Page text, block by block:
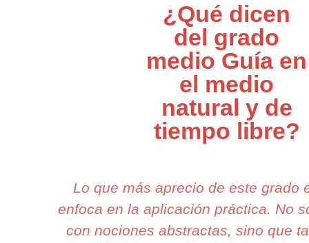
¿Qué dicen
del grado
medio Guía en
el medio
natural y de
tiempo libre?
Lo que más aprecio de este grado
enfoca en la aplicación práctica. No
con nociones abstractas, sino que